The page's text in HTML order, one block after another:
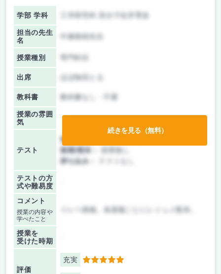
学部 学科
担当の先生
名
中條善樹先生
授業種別
出席 ほぼ毎回とる
教科書 教科書なし・不要
授業の雰囲
気
テスト
前期/中間：
後期/期末：
授業無し
持ち込み：
テストの方
式や難易度
コメント
授業の内容や
学べたこと
リレー講義。各講義ごとにレジュメ配布。
授業を
受けた時期
評価
充実 5
続きを見る（無料）